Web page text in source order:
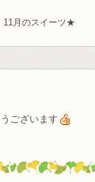
11月のスイーツ★
ございます